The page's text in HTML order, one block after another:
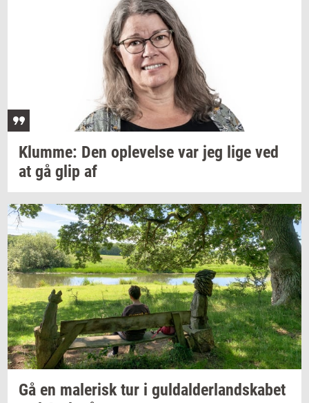
Klum­me: Den op­le­vel­se var jeg lige ved
at gå glip af
Gå en ma­le­risktur i gul­dal­der­land­ska­bet